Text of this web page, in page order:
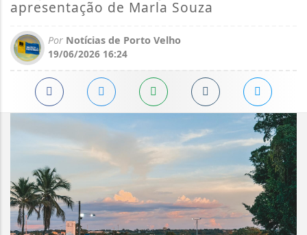
apresentação de Marla Souza
Por Notícias de Porto Velho
19/06/2026 16:24